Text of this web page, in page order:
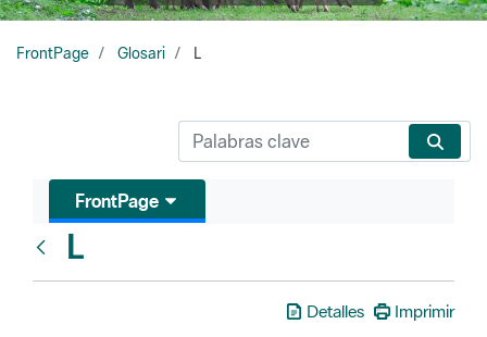
FrontPage Glosari L
FrontPage
L
Detalles Imprimir